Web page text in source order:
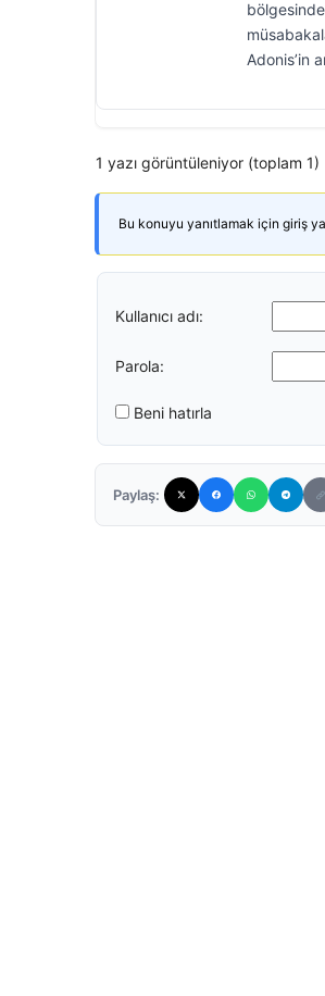
Adonis’in
1 yazı görüntüleniyor (toplam 1)
Bu konuyu yanıtlamak için giriş
Kullanıcı adı:
Parola:
Beni hatırla
Paylaş: